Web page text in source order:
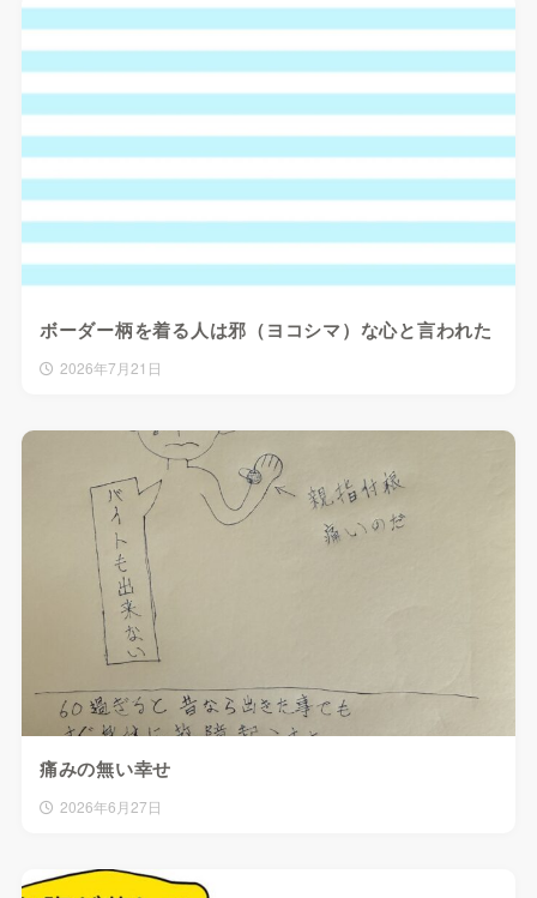
ボーダー柄を着る人は邪（ヨコシマ）な心と言われた
2026年7月21日
痛みの無い幸せ
2026年6月27日